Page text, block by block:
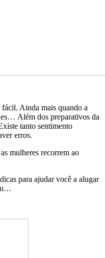
Ainda mais quando a
Além dos preparativos da
tanto sentimento
erros.
mulheres recorrem ao
para ajudar você a alugar